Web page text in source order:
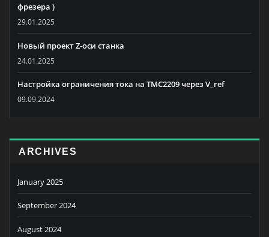
фрезера )
29.01.2025
Новый проект Z-оси станка
24.01.2025
Настройка ограничения тока на TMC2209 через V_ref
09.09.2024
ARCHIVES
January 2025
September 2024
August 2024